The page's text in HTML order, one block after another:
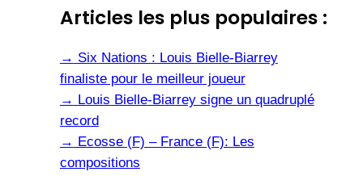
Articles les plus populaires :
→ Six Nations : Louis Bielle-Biarrey
finaliste pour le meilleur joueur
→ Louis Bielle-Biarrey signe un quadruplé
record
→ Ecosse (F) – France (F): Les
compositions